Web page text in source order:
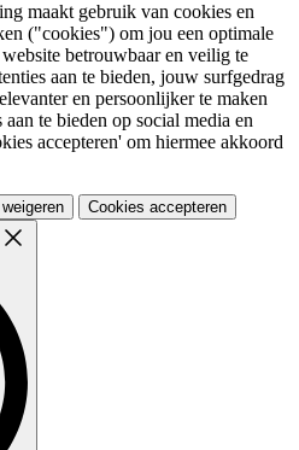
maakt gebruik van cookies en
("cookies") om jou een optimale
betrouwbaar en veilig te
aan te bieden, jouw surfgedrag
en persoonlijker te maken
te bieden op social media en
accepteren' om hiermee akkoord
Cookies accepteren